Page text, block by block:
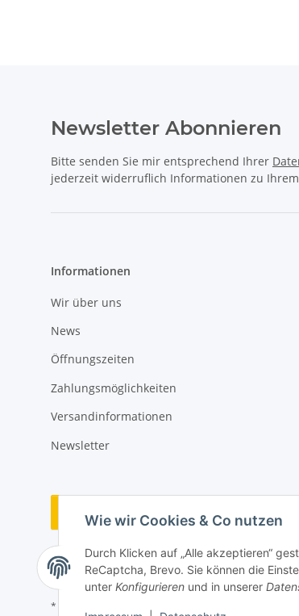
Wie wir Cookies & Co nutzen
Durch Klicken auf „Alle akzeptieren“
ReCaptcha, Brevo. Sie können die
unter Konfigurieren und in unserer
Newsletter Abonnieren
Bitte senden Sie mir entsprechend Ihrer
jederzeit widerruflich Informationen zu
Informationen
Wir über uns
News
Öffnungszeiten
Zahlungsmöglichkeiten
Versandinformationen
Newsletter
Vertrag widerrufen
* Alle Preise inkl. gesetzlicher USt., zzgl.